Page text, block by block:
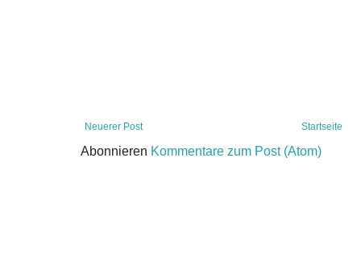
Neuerer Post Startseite
Abonnieren Kommentare zum Post (Atom)